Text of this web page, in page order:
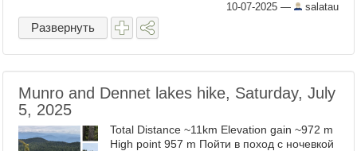
10-07-2025 — salatau
Развернуть
Munro and Dennet lakes hike, Saturday, July
5, 2025
Total Distance ~11km Elevation gain ~972 m
High point 957 m Пойти в поход с ночевкой